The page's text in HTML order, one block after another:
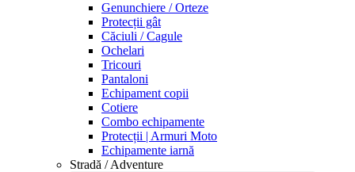
Genunchiere / Orteze
Protecții gât
Căciuli / Cagule
Ochelari
Tricouri
Pantaloni
Echipament copii
Cotiere
Combo echipamente
Protecții | Armuri Moto
Echipamente iarnă
Stradă / Adventure